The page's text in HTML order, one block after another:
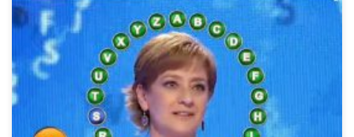
Con 30 minutos de oro a sus espaldas, record de programas
ganados y de dinero acumulado, y habiéndose metido en el
bolsillo a la audiencia de media España, Paz Herrera, concursante
de Pasapalabra, finalmente logró el bote de 1.310.000€. Quien la
sigue, la consigue. Le pasó a Emilio Aragón con […]